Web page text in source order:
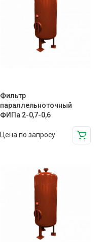
Фильтр
параллельноточный
ФИПа 2-0,7-0,6
Цена по запросу